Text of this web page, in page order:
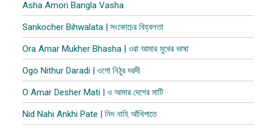
Asha Amori Bangla Vasha
Sankocher Bihwalata | সংকোচের বিহ্বলতা
Ora Amar Mukher Bhasha | ওরা আমার মুখের ভাষা
Ogo Nithur Daradi | ওগো নিঠুর দরদী
O Amar Desher Mati | ও আমার দেশের মাটি
Nid Nahi Ankhi Pate | নিদ নাহি আঁখিপাতে